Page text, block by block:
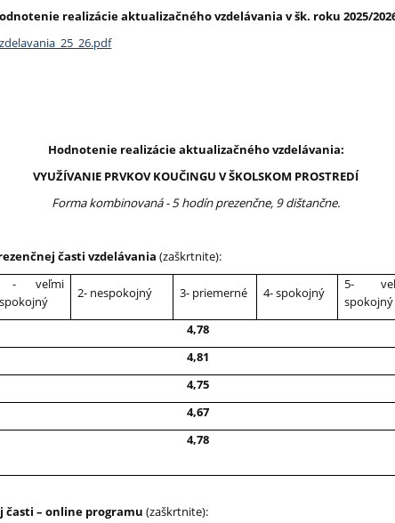
realizácie aktualizačného vzdelávania v šk. roku 2025/
Hodnotenie realizácie aktualizačného vzdelávania:
VYUŽÍVANIE PRVKOV KOUČINGU V ŠKOLSKOM PROSTREDÍ
Forma kombinovaná - 5 hodín prezenčne, 9 dištančne.
časti vzdelávania(zaškrtnite):
- veľmi
2- nespokojný 3- priemerné 4- spokojný
5-
spokojný
4,78
4,81
4,75
4,67
4,78
časti – online programu(zaškrtnite):